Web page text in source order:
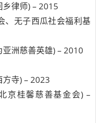
律师) – 2015
、无子西瓜社会福利基
洲慈善英雄) – 2010
寺) – 2023
京桂馨慈善基金会) –